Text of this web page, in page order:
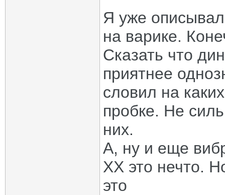
Я уже
на варике.
Сказать что
приятнее
словил на
пробке. Не
них.
А, ну и еще
ХХ это нечто.
это